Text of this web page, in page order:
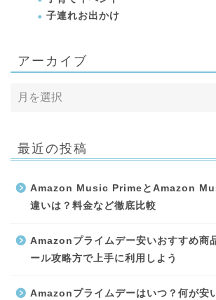
子連れお出かけ
アーカイブ
最近の投稿
Amazon Music PrimeとAmazon
違いは？料金など徹底比較
Amazonプライムデー安いおすすめ商
ール攻略方で上手に利用しよう
Amazonプライムデーはいつ？何が安